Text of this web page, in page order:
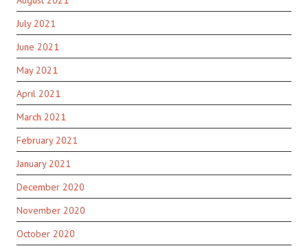
July 2021
June 2021
May 2021
April 2021
March 2021
February 2021
January 2021
December 2020
November 2020
October 2020